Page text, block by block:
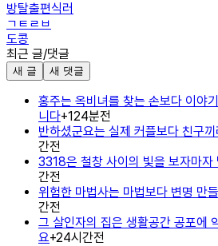
방탈출편식러
ㄱㅌㄹㅂ
도콩
최근 글/댓글
새 글 새 댓글
홍주는 옥비녀를 찾는 손보다 이야
니다+124분전
반하셨군요는 실제 커플보다 친구
간전
3318은 철창 사이의 빛을 보자마자
간전
위험한 마법사는 마법보다 변명 만
간전
그 살인자의 집은 생활공간 공포에
요+24시간전